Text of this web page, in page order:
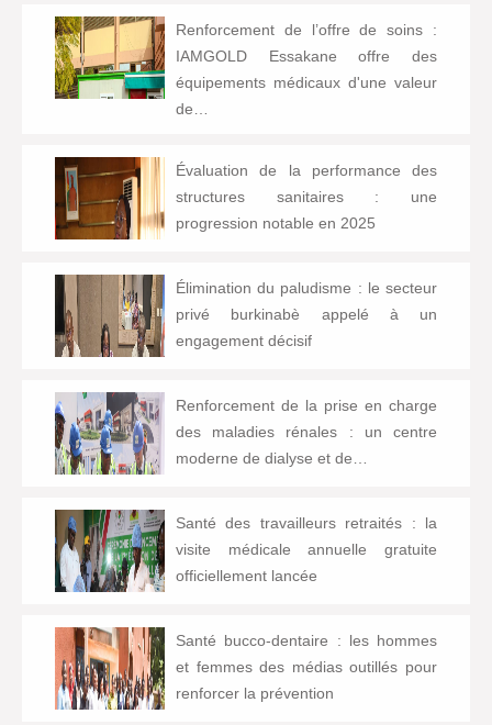
Renforcement de l’offre de soins :
IAMGOLD Essakane offre des
équipements médicaux d'une valeur
de…
Évaluation de la performance des
structures sanitaires : une
progression notable en 2025
Élimination du paludisme : le secteur
privé burkinabè appelé à un
engagement décisif
Renforcement de la prise en charge
des maladies rénales : un centre
moderne de dialyse et de…
Santé des travailleurs retraités : la
visite médicale annuelle gratuite
officiellement lancée
Santé bucco-dentaire : les hommes
et femmes des médias outillés pour
renforcer la prévention